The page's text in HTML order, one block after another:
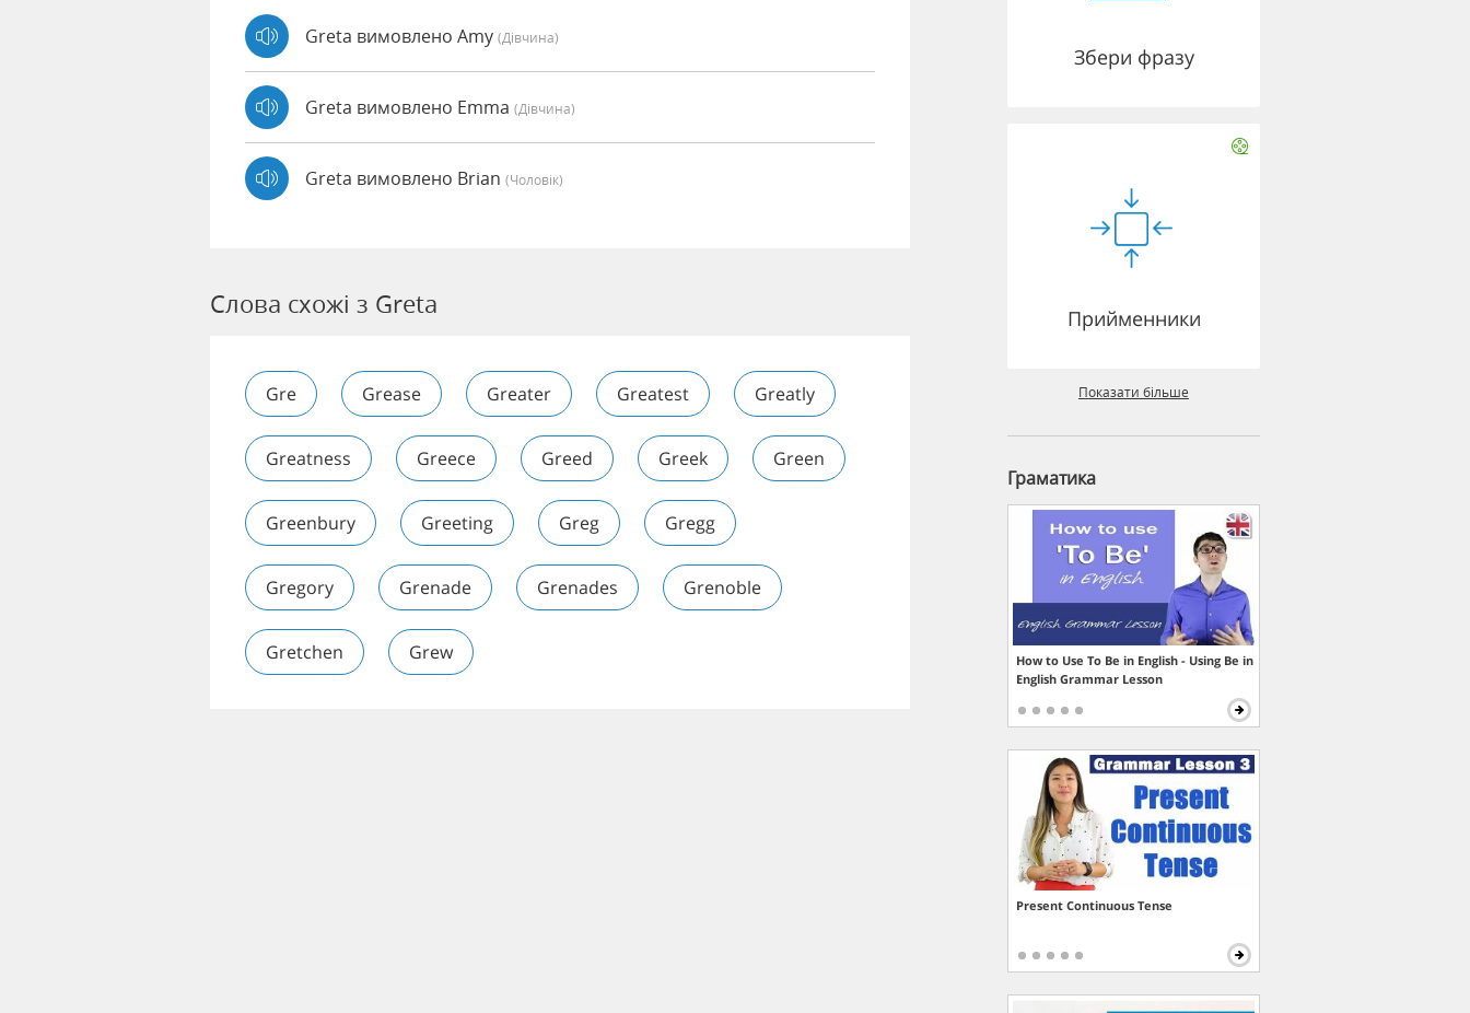
Greta вимовлено Amy (дівчина)
Greta вимовлено Emma (дівчина)
Greta вимовлено Brian (чоловік)
Слова схожі з Greta
Gre Grease Greater Greatest Greatly
Greatness Greece Greed Greek Green
Greenbury Greeting Greg Gregg
Gregory Grenade Grenades Grenoble
Gretchen Grew
Збери фразу
Прийменники
Показати більше
Граматика
How to Use To Be in English - Using Be in
English Grammar Lesson
Present Continuous Tense